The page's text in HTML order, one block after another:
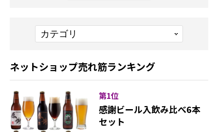
ネットショップ売れ筋ランキング
第1位
感謝ビール入飲み比べ6本
セット